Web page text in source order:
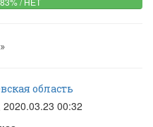
область
2020.03.23 00:32